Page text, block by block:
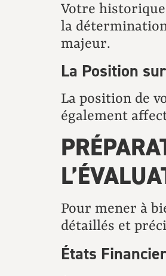
Votre
la
majeur.
La Position
La position de
également
Pour mener à
détaillés et
États